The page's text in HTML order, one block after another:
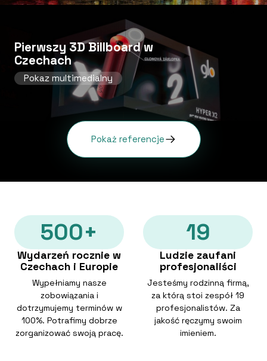
Pierwszy 3D Billboard w
Czechach
Pokaz multimedialny
Pokaż referencje
500+
Wydarzeń rocznie w
Czechach i Europie
Wypełniamy nasze
zobowiązania i
dotrzymujemy terminów w
100%. Potrafimy dobrze
zorganizować swoją pracę.
19
Ludzie zaufani
profesjonaliści
Jesteśmy rodzinną firmą,
za którą stoi zespół 19
profesjonalistów. Za
jakość ręczymy swoim
imieniem.